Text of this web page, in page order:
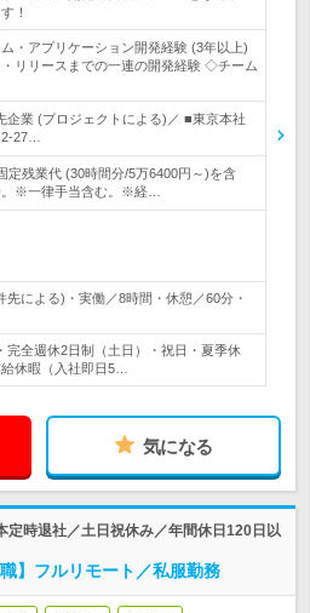
！
・アプリケーション開発経験 (3年以上)
リリースまでの一連の開発経験 ◇チーム
企業 (プロジェクトによる)／ ■東京本社
27…
定残業代 (30時間分/5万6400円～)を含
。※一律手当含む。※経…
による)・実働／8時間・休憩／60分・
完全週休2日制（土日）・祝日・夏季休
休暇（入社即日5…
気になる
定時退社／土日祝休み／年間休日120日以
】フルリモート／私服勤務